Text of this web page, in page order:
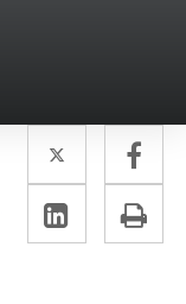
Twitter
Enlace
a
una
a
Linkedin
Enlace
a